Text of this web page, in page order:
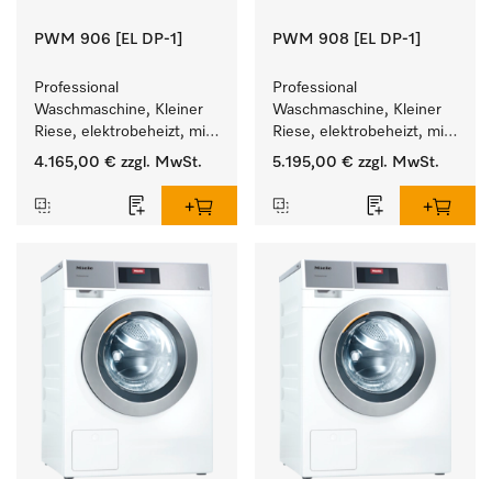
PWM 906 [EL DP-1]
Professional
Waschmaschine, Kleiner
Riese, elektrobeheizt, mit
Ablaufpumpe und
Programmen.
Leistung 6 kg  in 49 min .
4.165,00 € zzgl. MwSt.
PWM 908 [EL DP-1]
Professional
Waschmaschine, Kleiner
Riese, elektrobeheizt, mit
Ablaufpumpe und
Programmen.
Leistung 8 kg  in 49 min .
5.195,00 € zzgl. MwSt.